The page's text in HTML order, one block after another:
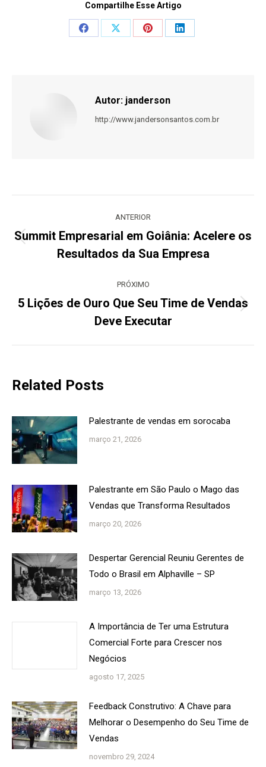
Compartilhe Esse Artigo
Share
Share
Share
Share
Autor: janderson
http://www.jandersonsantos.com.br
post:
ANTERIOR
anterior:
Summit Empresarial em Goiânia: Acelere os
Resultados da Sua Empresa
PRÓXIMO
post:
5 Lições de Ouro Que Seu Time de Vendas
Deve Executar
Related Posts
Palestrante de vendas em sorocaba
março 21, 2026
Palestrante em São Paulo o Mago das
Vendas que Transforma Resultados
março 20, 2026
Despertar Gerencial Reuniu Gerentes de
Todo o Brasil em Alphaville – SP
março 13, 2026
A Importância de Ter uma Estrutura
Comercial Forte para Crescer nos
Negócios
agosto 17, 2025
Feedback Construtivo: A Chave para
Melhorar o Desempenho do Seu Time de
Vendas
novembro 29, 2024